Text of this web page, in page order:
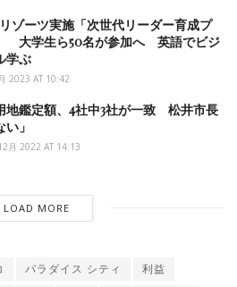
ゾーツ実施「次世代リーダー育成プ
大学生ら50名が参加へ 英語でビジ
学ぶ
2023 AT 10:42
地鑑定額、4社中3社が一致 松井市長
い」
月 2022 AT 14:13
LOAD MORE
パラダイス シティ
利益